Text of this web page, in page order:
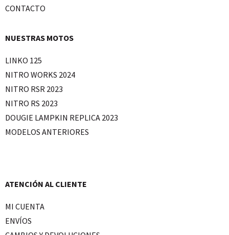
CONTACTO
NUESTRAS MOTOS
LINKO 125
NITRO WORKS 2024
NITRO RSR 2023
NITRO RS 2023
DOUGIE LAMPKIN REPLICA 2023
MODELOS ANTERIORES
ATENCIÓN AL CLIENTE
MI CUENTA
ENVÍOS